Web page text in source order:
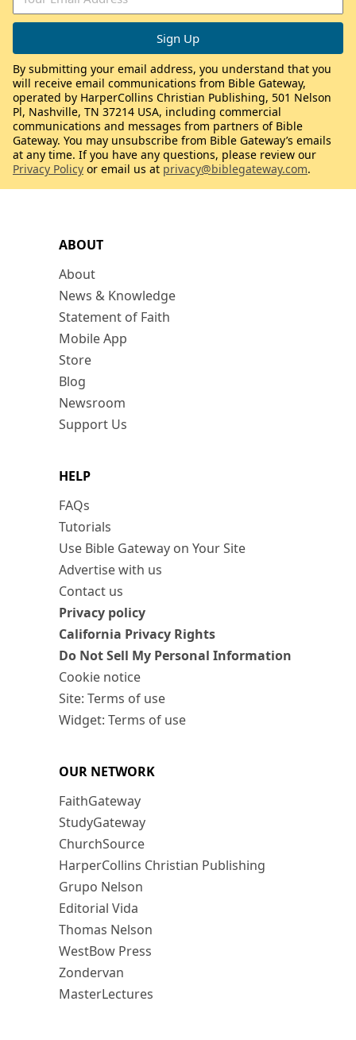
ABOUT
About
News & Knowledge
Statement of Faith
Mobile App
Store
Blog
Newsroom
Support Us
HELP
FAQs
Tutorials
Use Bible Gateway on Your Site
Advertise with us
Contact us
Privacy policy
California Privacy Rights
Do Not Sell My Personal Information
Cookie notice
Site: Terms of use
Widget: Terms of use
OUR NETWORK
FaithGateway
StudyGateway
ChurchSource
HarperCollins Christian Publishing
Grupo Nelson
Editorial Vida
Thomas Nelson
WestBow Press
Zondervan
MasterLectures
By submitting your email address, you understand that you
will receive email communications from Bible Gateway,
operated by HarperCollins Christian Publishing, 501 Nelson
Pl, Nashville, TN 37214 USA, including commercial
communications and messages from partners of Bible
Gateway. You may unsubscribe from Bible Gateway’s emails
at any time. If you have any questions, please review our
Privacy Policy or email us at privacy@biblegateway.com.